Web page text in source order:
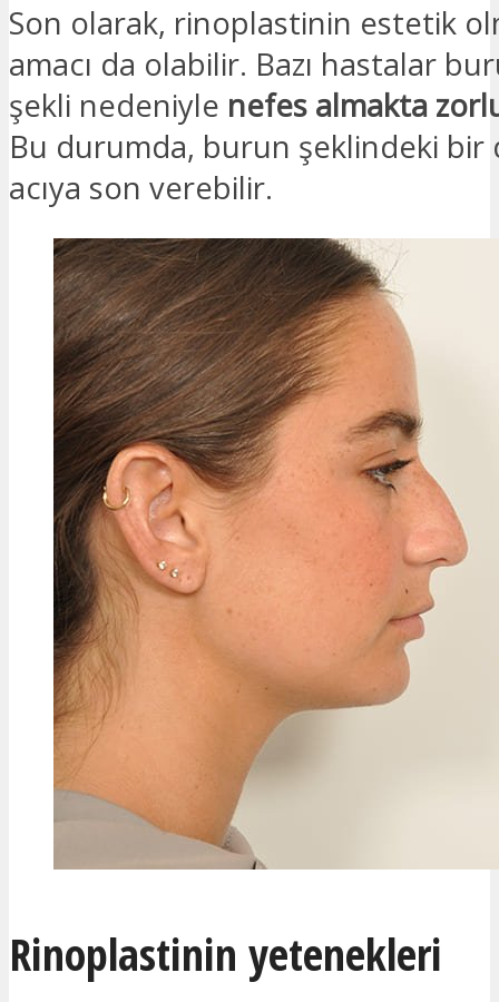
Son olarak, rinoplastinin estetik
amacı da olabilir. Bazı hastalar
şekli nedeniyle nefes almakta
Bu durumda, burun şeklindeki bir
acıya son verebilir.
Rinoplastinin yetenekleri